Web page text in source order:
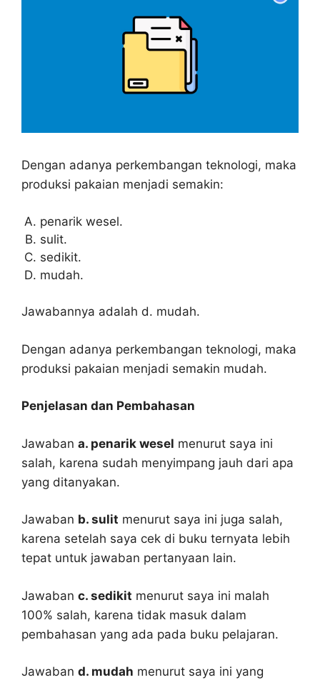
Dengan adanya perkembangan teknologi, maka
produksi pakaian menjadi semakin:
penarik wesel.
sulit.
sedikit.
mudah.
Jawabannya adalah d. mudah.
Dengan adanya perkembangan teknologi, maka
produksi pakaian menjadi semakin mudah.
Penjelasan dan Pembahasan
Jawaban a. penarik wesel menurut saya ini
salah, karena sudah menyimpang jauh dari apa
yang ditanyakan.
Jawaban b. sulit menurut saya ini juga salah,
karena setelah saya cek di buku ternyata lebih
tepat untuk jawaban pertanyaan lain.
Jawaban c. sedikit menurut saya ini malah
100% salah, karena tidak masuk dalam
pembahasan yang ada pada buku pelajaran.
Jawaban d. mudah menurut saya ini yang